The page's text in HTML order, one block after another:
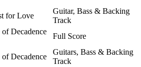
for Love
Guitar, Bass & Backing
Track
of Decadence
Full Score
of Decadence
Guitars, Bass & Backing
Track